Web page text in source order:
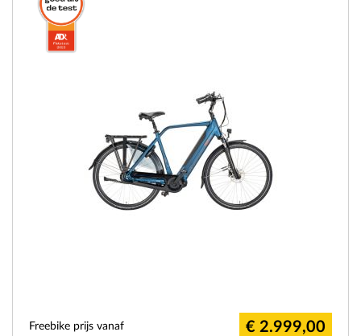
Freebike prijs vanaf € 2.999,00